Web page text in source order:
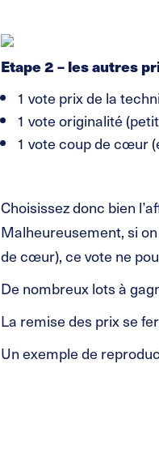
Etape 2 – les autres
1 vote prix de la
1 vote originalité
1 vote coup de cœur
Choisissez donc bien
Malheureusement, si
de cœur), ce vote ne
De nombreux lots à
La remise des prix se
Un exemple de